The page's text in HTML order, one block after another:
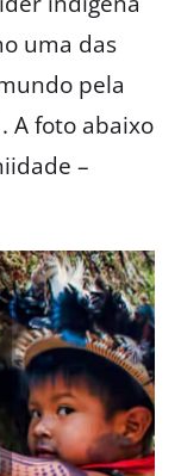
uma das
pela
A foto abaixo
–